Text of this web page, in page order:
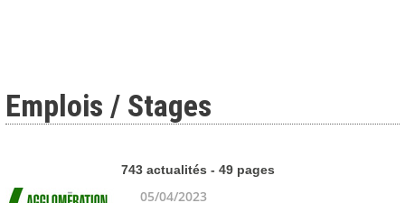
Emplois / Stages
743 actualités - 49 pages
05/04/2023